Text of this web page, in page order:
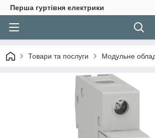
Перша гуртівня електрики
Товари та послуги Модульне